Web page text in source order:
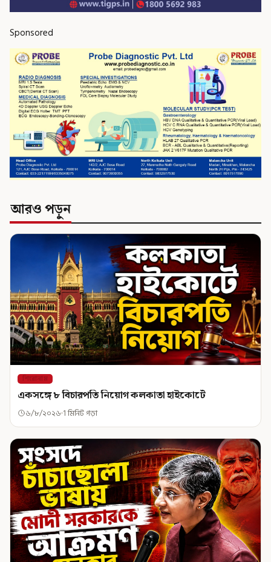
Sponsored
আরও পড়ুন
শিরোনাম
একসঙ্গে ৮ বিচারপতি নিয়োগ কলকাতা হাইকোর্টে
৬/৮/২০২৬ 1 মিনিট পড়া